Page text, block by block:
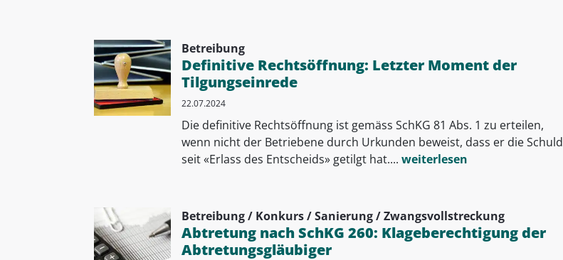
Betreibung
Definitive Rechtsöffnung: Letzter Moment der
Tilgungseinrede
22.07.2024
Die definitive Rechtsöffnung ist gemäss SchKG 81 Abs. 1 zu erteilen,
wenn nicht der Betriebene durch Urkunden beweist, dass er die Schuld
seit «Erlass des Entscheids» getilgt hat.... weiterlesen
Betreibung / Konkurs / Sanierung / Zwangsvollstreckung
Abtretung nach SchKG 260: Klageberechtigung der
Abtretungsgläubiger